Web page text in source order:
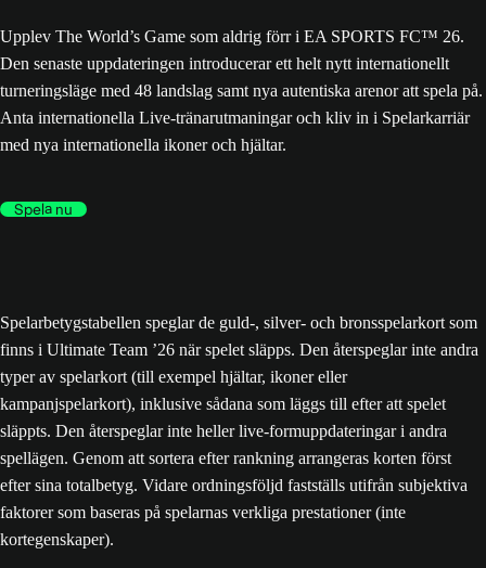
Upplev The World’s Game som aldrig förr i EA SPORTS FC™ 26.
Den senaste uppdateringen introducerar ett helt nytt internationellt
turneringsläge med 48 landslag samt nya autentiska arenor att spela på.
Anta internationella Live-tränarutmaningar och kliv in i Spelarkarriär
med nya internationella ikoner och hjältar.
Spela nu
Spelarbetygstabellen speglar de guld-, silver- och bronsspelarkort som
finns i Ultimate Team ’26 när spelet släpps. Den återspeglar inte andra
typer av spelarkort (till exempel hjältar, ikoner eller
kampanjspelarkort), inklusive sådana som läggs till efter att spelet
släppts. Den återspeglar inte heller live-formuppdateringar i andra
spellägen. Genom att sortera efter rankning arrangeras korten först
efter sina totalbetyg. Vidare ordningsföljd fastställs utifrån subjektiva
faktorer som baseras på spelarnas verkliga prestationer (inte
kortegenskaper).